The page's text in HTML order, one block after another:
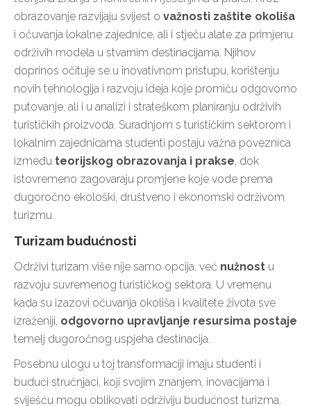
obrazovanje razvijaju svijest o važnosti zaštite okoliša
i očuvanja lokalne zajednice, ali i stječu alate za primjenu
održivih modela u stvarnim destinacijama. Njihov
doprinos očituje se u inovativnom pristupu, korištenju
novih tehnologija i razvoju ideja koje promiču odgovorno
putovanje, ali i u analizi i strateškom planiranju održivih
turističkih proizvoda. Suradnjom s turističkim sektorom i
lokalnim zajednicama studenti postaju važna poveznica
između teorijskog obrazovanja i prakse, dok
istovremeno zagovaraju promjene koje vode prema
dugoročno ekološki, društveno i ekonomski održivom
turizmu.
Turizam budućnosti
Održivi turizam više nije samo opcija, već nužnost u
razvoju suvremenog turističkog sektora. U vremenu
kada su izazovi očuvanja okoliša i kvalitete života sve
izraženiji, odgovorno upravljanje resursima postaje
temelj dugoročnog uspjeha destinacija.
Posebnu ulogu u toj transformaciji imaju studenti i
budući stručnjaci, koji svojim znanjem, inovacijama i
sviješću mogu oblikovati održiviju budućnost turizma.